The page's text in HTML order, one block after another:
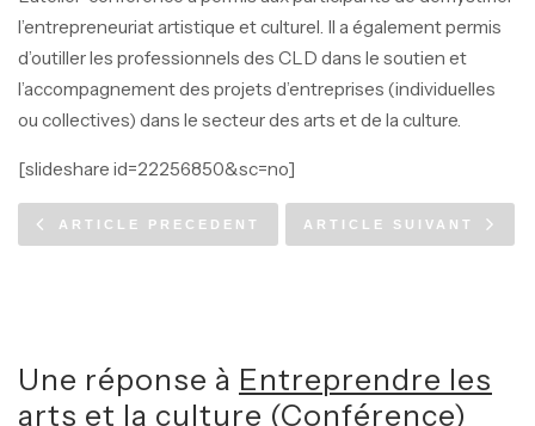
l’entrepreneuriat artistique et culturel. Il a également permis
d’outiller les professionnels des CLD dans le soutien et
l’accompagnement des projets d’entreprises (individuelles
ou collectives) dans le secteur des arts et de la culture.
[slideshare id=22256850&sc=no]
ARTICLE PRECEDENT ARTICLE SUIVANT
Une réponse à Entreprendre les
arts et la culture (Conférence)